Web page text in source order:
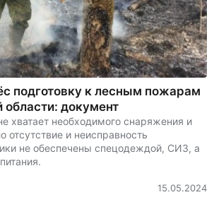
подготовку к лесным пожарам
области: документ
хватает необходимого снаряжения и
отсутствие и неисправность
не обеспечены спецодеждой, СИЗ, а
15.05.2024